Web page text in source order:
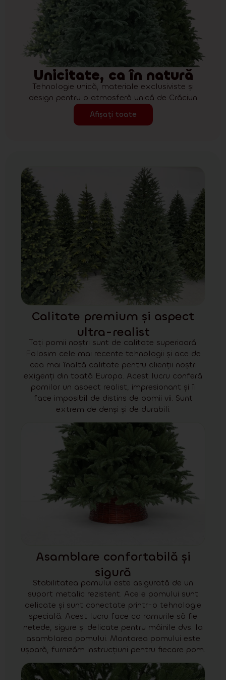
Unicitate, ca în natură
Tehnologie unică, materiale exclusiviste și
design pentru o atmosferă unică de Crăciun
Afișați toate
Calitate premium și aspect
ultra-realist
Toți pomii noștri sunt de calitate superioară.
Folosim cele mai recente tehnologii și ace de
cea mai înaltă calitate pentru clienții noștri
exigenți din toată Europa. Acest lucru conferă
pomilor un aspect realist, impresionant și îi
face imposibil de distins de pomii vii. Sunt
extrem de denși și de durabili.
Asamblare confortabilă și
sigură
Stabilitatea pomului este asigurată de un
suport metalic rezistent. Acele pomului sunt
delicate și sunt conectate printr-o tehnologie
specială. Acest lucru face ca ramurile să fie
netede, sigure și delicate pentru mâinile dvs. la
asamblarea pomului. Montarea pomului este
ușoară, furnizăm instrucțiuni pentru fiecare pom.